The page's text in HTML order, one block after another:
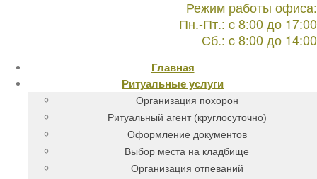
Режим работы офиса:
Пн.-Пт.: c 8:00 до 17:00
Сб.: c 8:00 до 14:00
Главная
Ритуальные услуги
Организация похорон
Ритуальный агент (круглосуточно)
Оформление документов
Выбор места на кладбище
Организация отпеваний